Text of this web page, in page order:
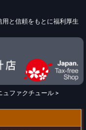
と信頼をもとに福利厚生
ュファクチュール >